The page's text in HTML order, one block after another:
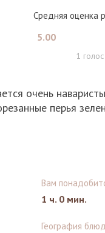
Средняя оценка
5.00
1 голос
очень
перья
Вам
1 ч. 0 мин.
География